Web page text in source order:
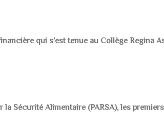
qui s’est tenue au Collège Regina
Sécurité Alimentaire (PARSA), les